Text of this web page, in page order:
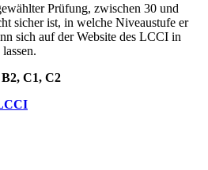
Prüfung, zwischen 30 und
sicher ist, in welche Niveaustufe er
sich auf der Website des LCCI in
C1, C2